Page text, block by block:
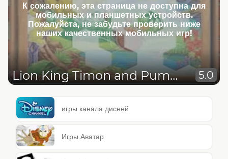
К сожалению, эта страница не доступна для
мобильных и планшетных устройств.
Пожалуйста, не забудьте проверить ниже
наших качественных мобильных игр!
Lion King Timon and Pumba 5.0
игры канала дисней
Игры Аватар